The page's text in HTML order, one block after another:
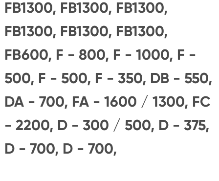
FB1300, FB1300, FB1300,
FB1300, FB1300, FB1300,
FB600, F - 800, F - 1000, F -
500, F - 500, F - 350, DB - 550,
DA - 700, FA - 1600 / 1300, FC
- 2200, D - 300 / 500, D - 375,
D - 700, D - 700,